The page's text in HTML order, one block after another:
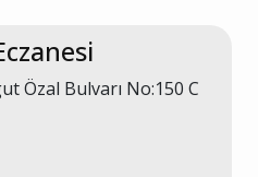
Özal Bulvarı No:150 C